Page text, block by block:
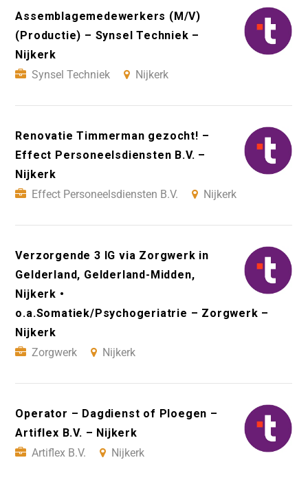
Assemblagemedewerkers (M/V)
(Productie) – Synsel Techniek –
Nijkerk
Synsel Techniek
Nijkerk
Renovatie Timmerman gezocht! –
Effect Personeelsdiensten B.V. –
Nijkerk
Effect Personeelsdiensten B.V.
Nijkerk
Verzorgende 3 IG via Zorgwerk in
Gelderland, Gelderland-Midden,
Nijkerk •
o.a.Somatiek/Psychogeriatrie – Zorgwerk –
Nijkerk
Zorgwerk
Nijkerk
Operator – Dagdienst of Ploegen –
Artiflex B.V. – Nijkerk
Artiflex B.V.
Nijkerk